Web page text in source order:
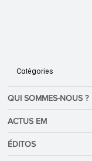
Catégories
QUI SOMMES-NOUS ?
ACTUS EM
ÉDITOS